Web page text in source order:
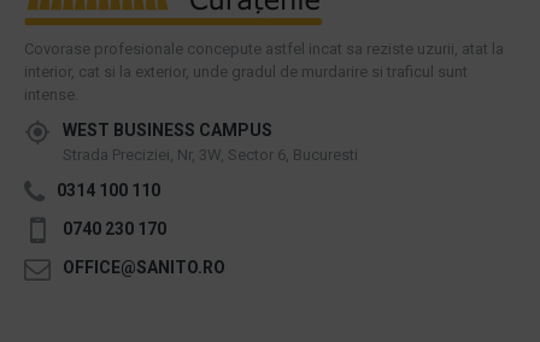
Covorase profesionale concepute astfel incat sa reziste uzurii, atat la
interior, cat si la exterior, unde gradul de murdarire si traficul sunt
intense.
WEST BUSINESS CAMPUS
Strada Preciziei, Nr, 3W, Sector 6, Bucuresti
0314 100 110
0740 230 170
OFFICE@SANITO.RO